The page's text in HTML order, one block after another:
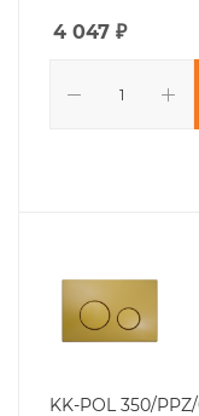
4 047 ₽
KK-POL 350/